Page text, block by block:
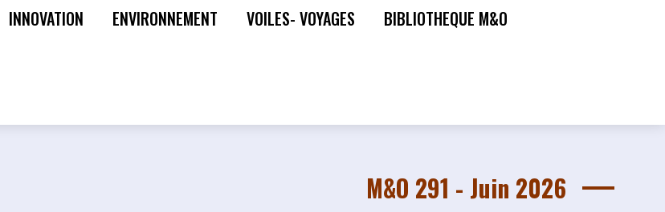
INNOVATION ENVIRONNEMENT VOILES- VOYAGES BIBLIOTHEQUE M&O
M&O 291 - Juin 2026